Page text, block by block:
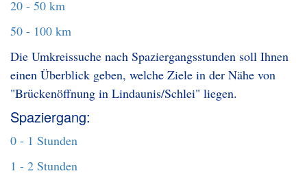
20 - 50 km
50 - 100 km
Die Umkreissuche nach Spaziergangsstunden soll Ihnen
einen Überblick geben, welche Ziele in der Nähe von
"Brückenöffnung in Lindaunis/Schlei" liegen.
Spaziergang:
0 - 1 Stunden
1 - 2 Stunden